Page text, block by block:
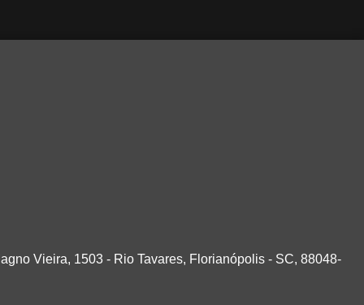
Vieira, 1503 - Rio Tavares, Florianópolis - SC, 88048-